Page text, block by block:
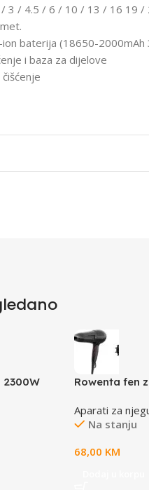
/ 3 / 4.5 / 6 / 10 / 13 / 16 19 /
ion baterija (18650-2000mAh
i baza za dijelove
čišćenje
2300W Rowenta fen
Aparati za
Na stanju
68,00 KM